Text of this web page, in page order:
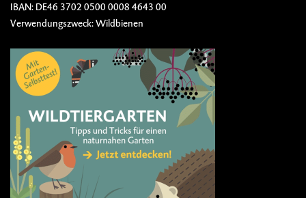
IBAN: DE46 3702 0500 0008 4643 00
Verwendungszweck: Wildbienen